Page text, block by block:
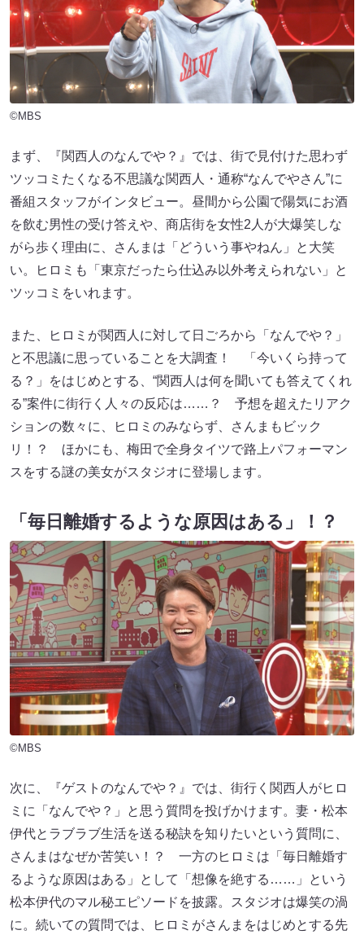
©MBS
まず、『関西人のなんでや？』では、街で見付けた思わず
ツッコミたくなる不思議な関西人・通称“なんでやさん”に
番組スタッフがインタビュー。昼間から公園で陽気にお酒
を飲む男性の受け答えや、商店街を女性2人が大爆笑しな
がら歩く理由に、さんまは「どういう事やねん」と大笑
い。ヒロミも「東京だったら仕込み以外考えられない」と
ツッコミをいれます。
また、ヒロミが関西人に対して日ごろから「なんでや？」
と不思議に思っていることを大調査！ 「今いくら持って
る？」をはじめとする、“関西人は何を聞いても答えてくれ
る”案件に街行く人々の反応は……？ 予想を超えたリアク
ションの数々に、ヒロミのみならず、さんまもビック
リ！？ ほかにも、梅田で全身タイツで路上パフォーマン
スをする謎の美女がスタジオに登場します。
「毎日離婚するような原因はある」！？
©MBS
次に、『ゲストのなんでや？』では、街行く関西人がヒロ
ミに「なんでや？」と思う質問を投げかけます。妻・松本
伊代とラブラブ生活を送る秘訣を知りたいという質問に、
さんまはなぜか苦笑い！？ 一方のヒロミは「毎日離婚す
るような原因はある」として「想像を絶する……」という
松本伊代のマル秘エピソードを披露。スタジオは爆笑の渦
に。続いての質問では、ヒロミがさんまをはじめとする先